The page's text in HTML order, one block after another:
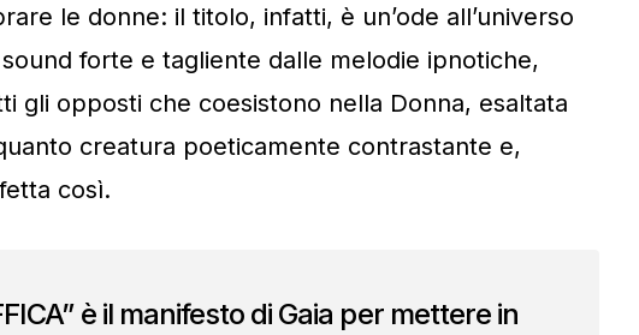
le donne: il titolo, infatti, è un’ode all’universo
forte e tagliente dalle melodie ipnotiche,
gli opposti che coesistono nella Donna, esaltata
creatura poeticamente contrastante e,
così.
è il manifesto di Gaia per mettere in